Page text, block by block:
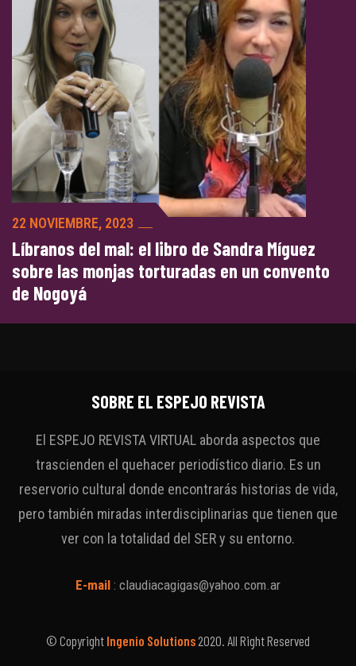
22 NOVIEMBRE, 2023
Líbranos del mal: el libro de Sandra Míguez
sobre las monjas torturadas en un convento
de Nogoyá
SOBRE EL ESPEJO REVISTA
El ESPEJO REVISTA VIRTUAL aborda aspectos que
trascienden el quehacer periodístico diario. Es un
reservorio cultural donde encontrarás historias de vida,
pero también miradas interdisciplinarias que tienen que
ver con la totalidad del SER y su entorno.
E-mail : claudiacagigas@yahoo.com.ar
© Copyright Ingenio Solutions 2020. All Right Reserved